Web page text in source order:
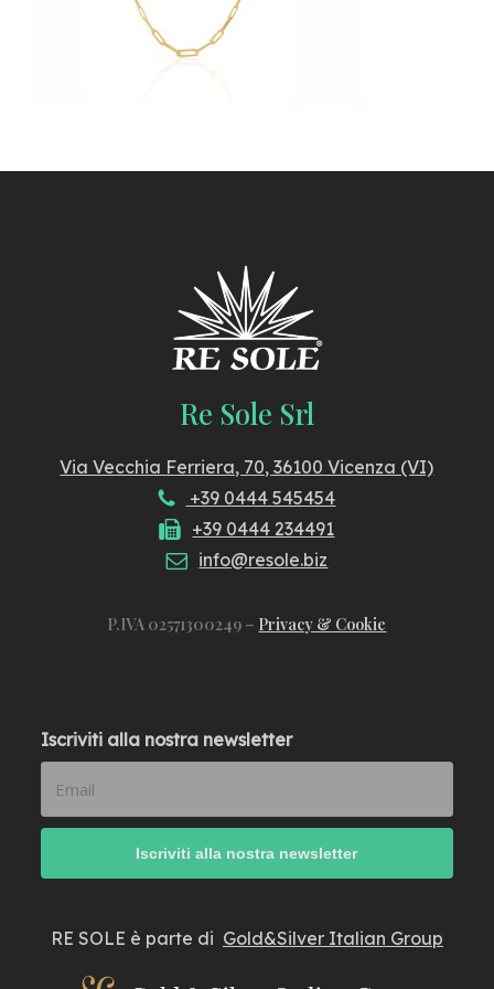
Re Sole Srl
Via Vecchia Ferriera, 70, 36100 Vicenza (VI)
+39 0444 545454
+39 0444 234491
info@resole.biz
P.IVA 02571300249 – Privacy & Cookie
Iscriviti alla nostra newsletter
RE SOLE è parte di Gold&Silver Italian Group